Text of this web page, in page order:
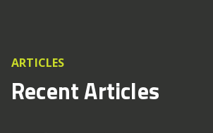
ARTICLES
Recent Articles